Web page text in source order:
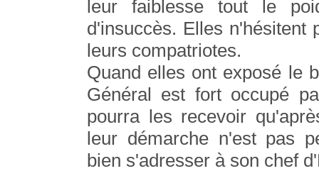
leur faiblesse tout le
d'insuccès. Elles n'hésitent
leurs compatriotes.
Quand elles ont exposé le
Général est fort occupé
pourra les recevoir
leur démarche n'est pas
bien s'adresser à son chef